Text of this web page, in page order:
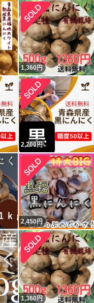
1,360円
2,200円
2,450円
1,360円